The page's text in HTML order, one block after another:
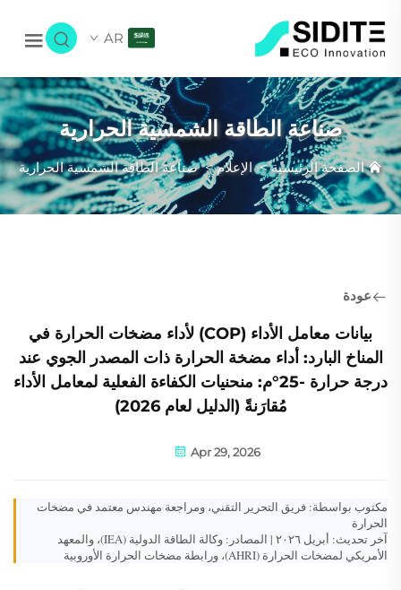
AR
صناعة الطاقة الشمسية الحرارية
الصفحة الرئيسية>الإعلام>صناعة الطاقة الشمسية الحرارية
عودة
بيانات معامل الأداء (COP) لأداء مضخات الحرارة في
المناخ البارد: أداء مضخة الحرارة ذات المصدر الجوي عند
درجة حرارة -25°م: منحنيات الكفاءة الفعلية لمعامل الأداء
مُقارَنةً (الدليل لعام 2026)
Apr 29, 2026
مكتوب بواسطة: فريق التحرير التقني، ومراجعة مهندس معتمد في مضخات
الحرارة
آخر تحديث: أبريل ٢٠٢٦ | المصادر: وكالة الطاقة الدولية (IEA)، والمعهد
الأمريكي لمضخات الحرارة (AHRI)، ورابطة مضخات الحرارة الأوروبية